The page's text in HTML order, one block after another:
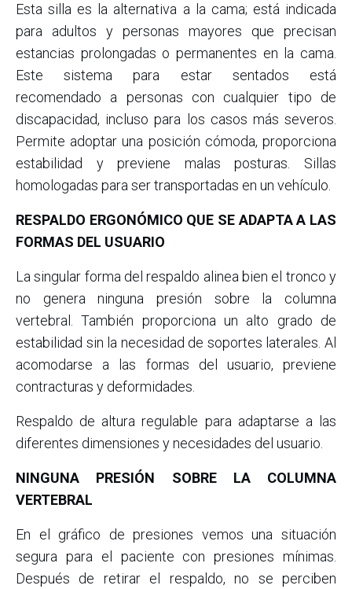
Esta silla es la alternativa a la cama; está indicada
para adultos y personas mayores que precisan
estancias prolongadas o permanentes en la cama.
Este sistema para estar sentados está
recomendado a personas con cualquier tipo de
discapacidad, incluso para los casos más severos.
Permite adoptar una posición cómoda, proporciona
estabilidad y previene malas posturas. Sillas
homologadas para ser transportadas en un vehículo.
RESPALDO ERGONÓMICO QUE SE ADAPTA A LAS
FORMAS DEL USUARIO
La singular forma del respaldo alinea bien el tronco y
no genera ninguna presión sobre la columna
vertebral. También proporciona un alto grado de
estabilidad sin la necesidad de soportes laterales. Al
acomodarse a las formas del usuario, previene
contracturas y deformidades.
Respaldo de altura regulable para adaptarse a las
diferentes dimensiones y necesidades del usuario.
NINGUNA PRESIÓN SOBRE LA COLUMNA
VERTEBRAL
En el gráfico de presiones vemos una situación
segura para el paciente con presiones mínimas.
Después de retirar el respaldo, no se perciben